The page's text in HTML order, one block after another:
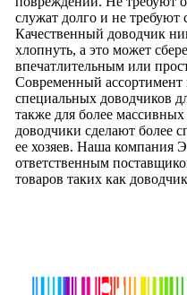
служат долго и не требуют
Качественный доводчик
хлопнуть, а это может
впечатлительным или
Современный ассортимент
специальных доводчиков
также для более
доводчики сделают более
ее хозяев. Наша компания
ответственным
товаров таких как